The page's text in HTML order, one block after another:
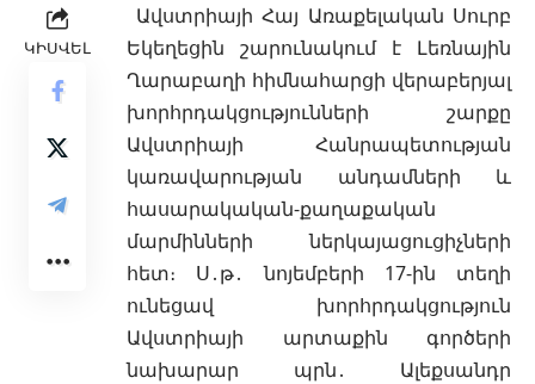
ԿԻՍՎԵԼ
Ավստրիայի Հայ Առաքելական Սուրբ
Եկեղեցին շարունակում է Լեռնային
Ղարաբաղի հիմնահարցի վերաբերյալ
խորհրդակցությունների շարքը
Ավստրիայի Հանրապետության
կառավարության անդամների և
հասարակական-քաղաքական
մարմինների ներկայացուցիչների
հետ։ Ս․թ․ նոյեմբերի 17-ին տեղի
ունեցավ խորհրդակցություն
Ավստրիայի արտաքին գործերի
նախարար պրն․ Ալեքսանդր